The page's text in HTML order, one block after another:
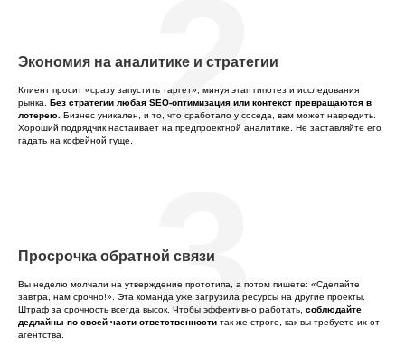
Экономия на аналитике и стратегии
Клиент просит «сразу запустить таргет», минуя этап гипотез и исследования
рынка. Без стратегии любая SEO-оптимизация или контекст превращаются в
лотерею. Бизнес уникален, и то, что сработало у соседа, вам может навредить.
Хороший подрядчик настаивает на предпроектной аналитике. Не заставляйте его
гадать на кофейной гуще.
2
Просрочка обратной связи
Вы неделю молчали на утверждение прототипа, а потом пишете: «Сделайте
завтра, нам срочно!». Эта команда уже загрузила ресурсы на другие проекты.
Штраф за срочность всегда высок. Чтобы эффективно работать, соблюдайте
дедлайны по своей части ответственности так же строго, как вы требуете их от
агентства.
3